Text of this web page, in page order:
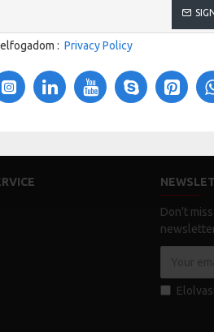
: Privacy Policy
Don't